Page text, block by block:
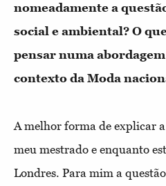
nomeadamente a
social e ambiental? O
pensar numa
contexto da Moda
A melhor forma de explicar
meu mestrado e enquanto
Londres. Para mim a